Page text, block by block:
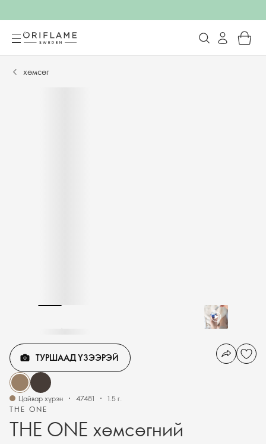
хөмсөг
THE ONE
THE ONE хөмсөгний
ТУРШААД ҮЗЭЭРЭЙ
Цайвар хүрэн 47481 1.5 г.